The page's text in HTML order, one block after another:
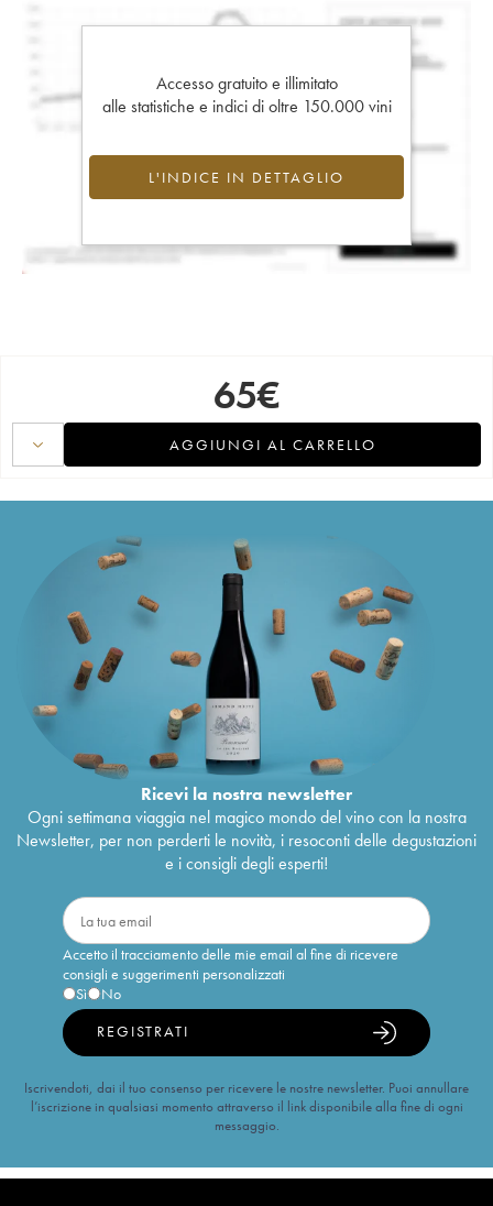
Accesso gratuito e illimitato
alle statistiche e indici di oltre 150.000 vini
L'INDICE IN DETTAGLIO
65€
AGGIUNGI AL CARRELLO
Ricevi la nostra newsletter
Ogni settimana viaggia nel magico mondo del vino con la nostra
Newsletter, per non perderti le novità, i resoconti delle degustazioni
e i consigli degli esperti!
Accetto il tracciamento delle mie email al fine di ricevere
consigli e suggerimenti personalizzati
Sì
No
REGISTRATI
Iscrivendoti, dai il tuo consenso per ricevere le nostre newsletter. Puoi annullare
l’iscrizione in qualsiasi momento attraverso il link disponibile alla fine di ogni
messaggio.